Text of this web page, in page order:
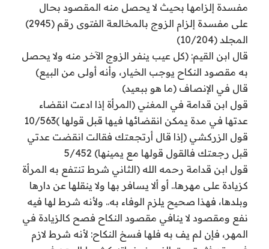
مفسدة إلزامها بحيث لا يحصل منه المقصود بحال
على مفسدة إلزام الزوج بالمخالعة الفتوى رقم (2945)
المجلد (10/204)
قال ابن القيم: (كل عيب ينفر الزوج الآخر منه ولا يحصل
به مقصود النكاح يوجب الخيار، وأنه أولى من البيع)
قال في الإنصاف (ما هو ببعيد)
قول ابن قدامة في المغني (المرأة إذا ادعت انقضاء
عدتها في مدة يمكن انقضائها فيها قبل قولها )10/563
قول الزركشي (إذا قال أرتجعتك فقالت انقضت عدتي
قبل رجعتك فالقول قولها مع يمينها) 5/452
قول ابن قدامة رحمه الله (الثاني شرط تنتفع به المرأة
كزيادة على مهرها.. أو ألا يسافر بها ولا ينقلها عن دارها
وبلدها، فهذا صحيح يلزم الوفاء به.. ولأنه شرط لها فيه
نفع ومقصود لا ينافي مقصود النكاح فصح كالزيادة في
المهر، فإن لم يف به فلها فسخ النكاح: لأنه شرط لازم